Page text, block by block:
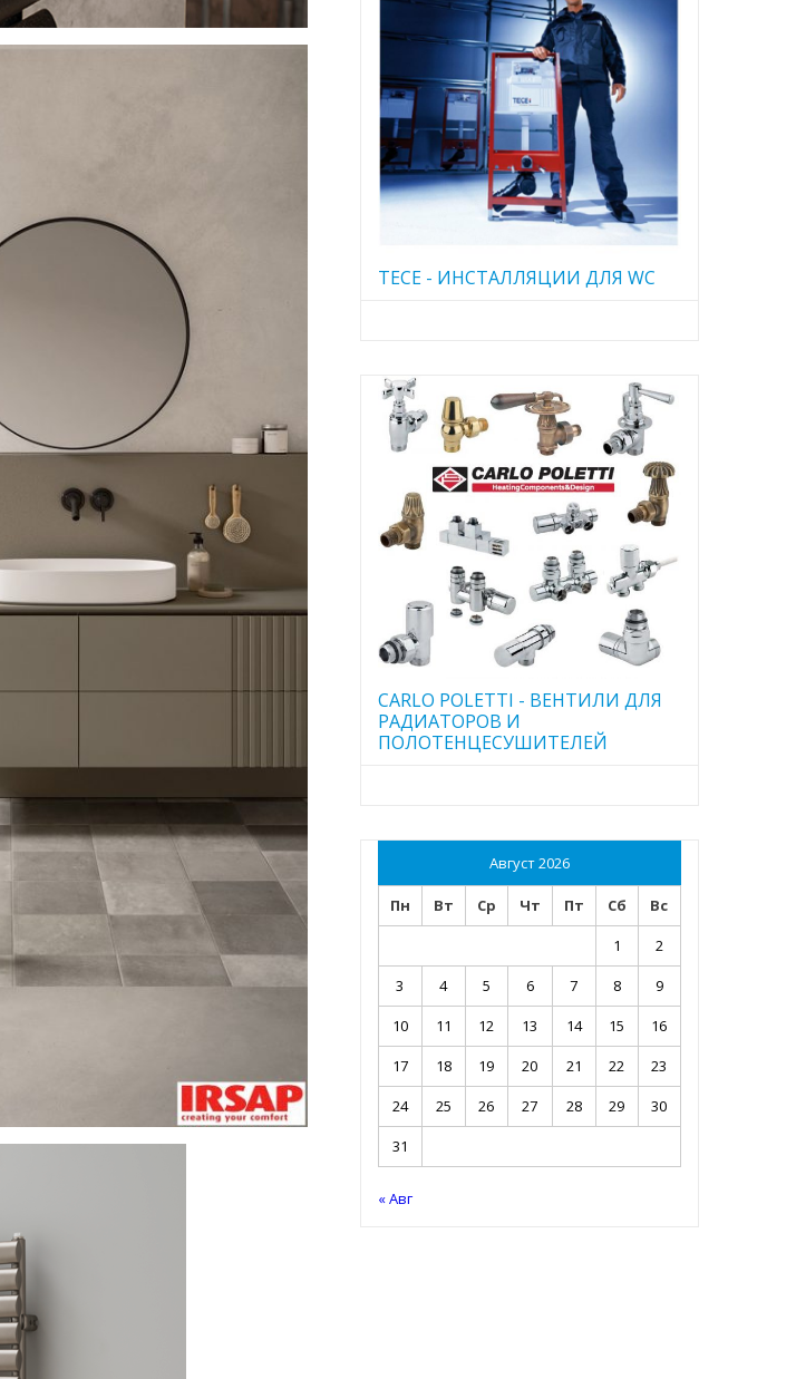
TECE - ИНСТАЛЛЯЦИИ ДЛЯ WC
CARLO POLETTI - ВЕНТИЛИ ДЛЯ
РАДИАТОРОВ И
ПОЛОТЕНЦЕСУШИТЕЛЕЙ
Август 2026
Пн Вт Ср Чт Пт Сб
Вс
1
2
3
4 5 6 7 8
9
10
11 12 13 14 15
16
17
18 19 20 21 22
23
24
25 26 27 28 29
30
31
« Авг